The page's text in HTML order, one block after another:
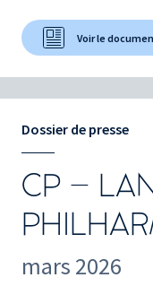
Voir le
Dossier de presse
CP –
mars 2026